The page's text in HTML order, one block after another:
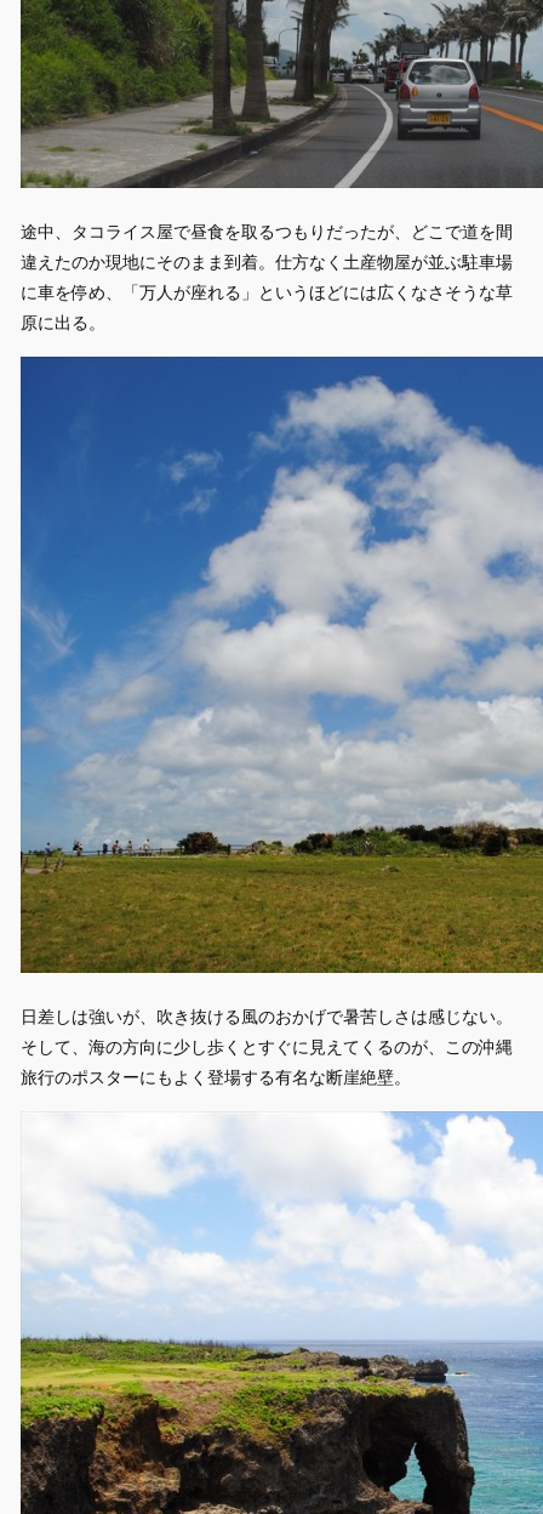
途中、タコライス屋で昼食を取るつもりだったが、どこで道を間
違えたのか現地にそのまま到着。仕方なく土産物屋が並ぶ駐車場
に車を停め、「万人が座れる」というほどには広くなさそうな草
原に出る。
日差しは強いが、吹き抜ける風のおかげで暑苦しさは感じない。
そして、海の方向に少し歩くとすぐに見えてくるのが、この沖縄
旅行のポスターにもよく登場する有名な断崖絶壁。